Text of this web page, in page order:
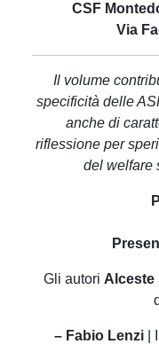
CSF
Via
Il volume
specificità delle
anche di
riflessione per
del welfare
Gli autori Alceste
– Fabio Lenzi